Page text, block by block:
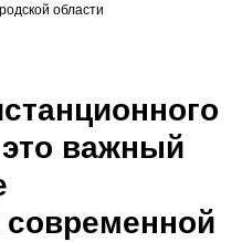
области
важный